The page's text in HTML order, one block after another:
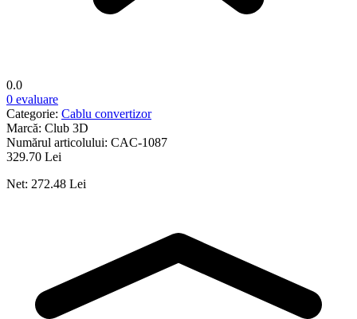
0.0
0 evaluare
Categorie: Cablu convertizor
Marcă: Club 3D
Numărul articolului: CAC-1087
329.70 Lei
Net: 272.48 Lei